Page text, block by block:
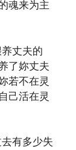
魂来为主
丈夫的
了妳丈夫
若不在灵
己活在灵
有多少失